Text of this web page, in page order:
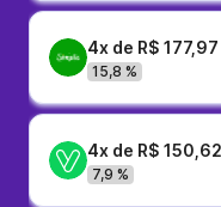
4x de R$ 177,97
15,8 %
4x de R$ 150,62
7,9 %